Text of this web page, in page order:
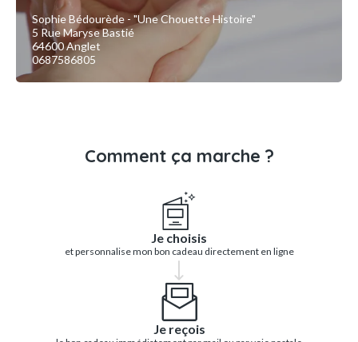
Sophie Bédourède - "Une Chouette Histoire"
5 Rue Maryse Bastié
64600 Anglet
0687586805
Comment ça marche ?
Je choisis
et personnalise mon bon cadeau directement en ligne
Je reçois